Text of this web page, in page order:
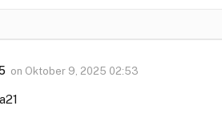
on Oktober 9, 2025 02:53